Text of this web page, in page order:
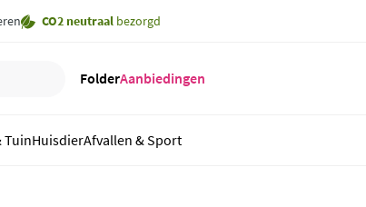
CO2 neutraal bezorgd
FolderAanbiedingen
TuinHuisdierAfvallen & Sport